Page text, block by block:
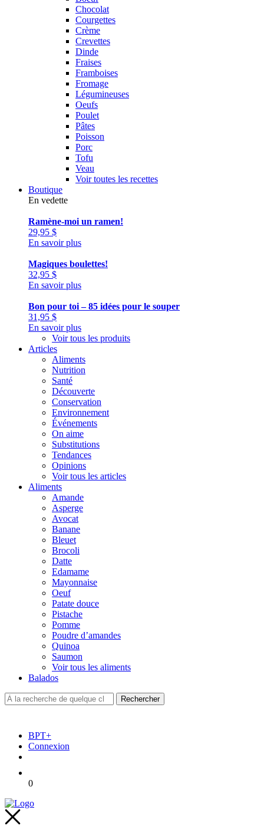
Chocolat
Courgettes
Crème
Crevettes
Dinde
Fraises
Framboises
Fromage
Légumineuses
Oeufs
Poulet
Pâtes
Poisson
Porc
Tofu
Veau
Voir toutes les recettes
Boutique
En vedette
Ramène-moi un ramen!
29,95 $
En savoir plus
Magiques boulettes!
32,95 $
En savoir plus
Bon pour toi – 85 idées pour le souper
31,95 $
En savoir plus
Voir tous les produits
Articles
Aliments
Nutrition
Santé
Découverte
Conservation
Environnement
Événements
On aime
Substitutions
Tendances
Opinions
Voir tous les articles
Aliments
Amande
Asperge
Avocat
Banane
Bleuet
Brocoli
Datte
Edamame
Mayonnaise
Oeuf
Patate douce
Pistache
Pomme
Poudre d’amandes
Quinoa
Saumon
Voir tous les aliments
Balados
BPT+
Connexion
0